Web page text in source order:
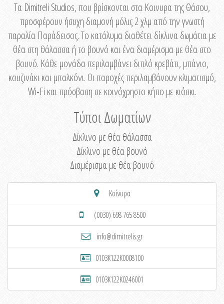
Τα Dimitreli Studios, που βρίσκονται στα Κοινυρα της Θάσου,
προσφέρουν ήσυχη διαμονή μόλις 2 χλμ από την γνωστή
παραλία Παράδεισος. Το κατάλυμα διαθέτει δίκλινα δωμάτια με
θέα στη θάλασσα ή το βουνό και ένα διαμέρισμα με θέα στο
βουνό. Κάθε μονάδα περιλαμβάνει διπλό κρεβάτι, μπάνιο,
κουζινάκι και μπαλκόνι. Οι παροχές περιλαμβάνουν κλιματισμό,
Wi-Fi και πρόσβαση σε κοινόχρηστο κήπο με κιόσκι.
Τύποι Δωματίων
Δίκλινο με θέα θάλασσα
Δίκλινο με θέα βουνό
Διαμέρισμα με θέα βουνό
Κοίνυρα
(0030) 698 765 8500
info@dimitrelis.gr
0103K122K0008100
0103K122K0246001